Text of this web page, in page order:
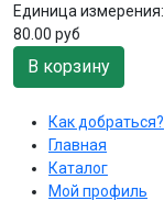
Единица измерения:
80.00 руб
В корзину
Как добраться?
Главная
Каталог
Мой профиль